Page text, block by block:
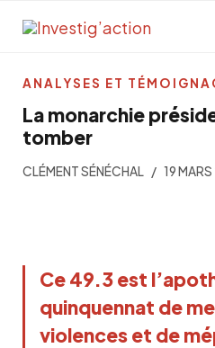
La monarchie
tomber
CLÉMENT SÉNÉCHAL 19
Ce 49.3 est
quinquennat de
violences et de
ANALYSES ET